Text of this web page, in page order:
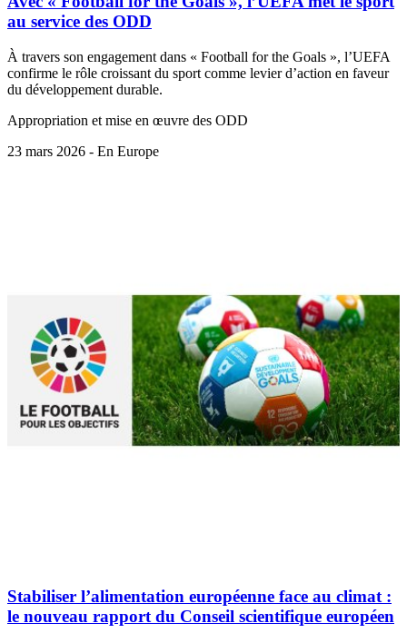
au service des ODD
À travers son engagement dans « Football for the Goals », l’UEFA
confirme le rôle croissant du sport comme levier d’action en faveur
du développement durable.
Appropriation et mise en œuvre des ODD
23 mars 2026 - En Europe
Stabiliser l’alimentation européenne face au climat :
le nouveau rapport du Conseil scientifique européen